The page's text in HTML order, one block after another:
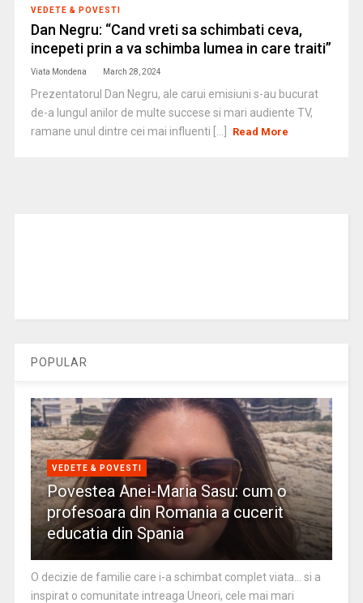
VEDETE & POVESTI
Dan Negru: “Cand vreti sa schimbati ceva,
incepeti prin a va schimba lumea in care traiti”
Viata Mondena March 28, 2024
Prezentatorul Dan Negru, ale carui emisiuni s-au bucurat
de-a lungul anilor de multe succese si mari audiente TV,
ramane unul dintre cei mai influenti [...]
Read More
POPULAR
VEDETE & POVESTI
Povestea Anei-Maria Sasu: cum o
profesoara din Romania a cucerit
educatia din Spania
O decizie de familie care i-a schimbat complet viata… si a
inspirat o comunitate intreaga Uneori, cele mai mari